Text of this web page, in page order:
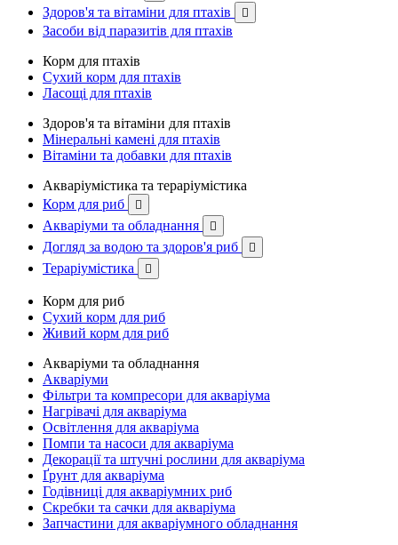
Здоров'я та вітаміни для птахів 
Засоби від паразитів для птахів
Корм для птахів
Сухий корм для птахів
Ласощі для птахів
Здоров'я та вітаміни для птахів
Мінеральні камені для птахів
Вітаміни та добавки для птахів
Акваріумістика та тераріумістика
Корм для риб

Акваріуми та обладнання 
Догляд за водою та здоров'я риб 
Тераріумістика 
Корм для риб
Сухий корм для риб
Живий корм для риб
Акваріуми та обладнання
Акваріуми
Фільтри та компресори для акваріума
Нагрівачі для акваріума
Освітлення для акваріума
Помпи та насоси для акваріума
Декорації та штучні рослини для акваріума
Ґрунт для акваріума
Годівниці для акваріумних риб
Скребки та сачки для акваріума
Запчастини для акваріумного обладнання